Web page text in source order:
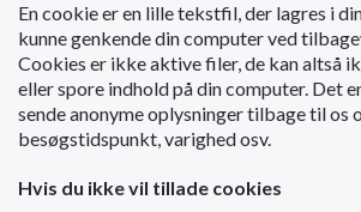
En cookie er en lille tekstfil, der lagres i
kunne genkende din computer ved
Cookies er ikke aktive filer, de kan altså
eller spore indhold på din computer. Det
sende anonyme oplysninger tilbage til os
besøgstidspunkt, varighed osv.
Hvis du ikke vil tillade cookies